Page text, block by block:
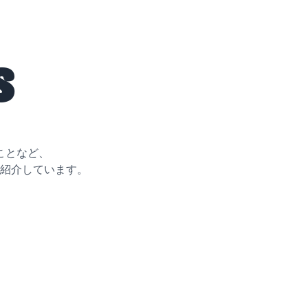
など、
介しています。